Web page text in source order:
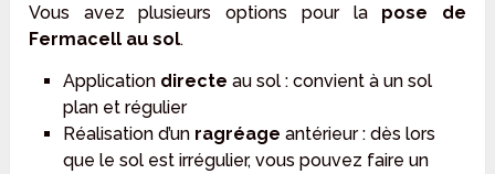
Vous avez plusieurs options pour la pose de
Fermacell au sol.
Application directe au sol : convient à un sol
plan et régulier
Réalisation d’un ragréage antérieur : dès lors
que le sol est irrégulier, vous pouvez faire un